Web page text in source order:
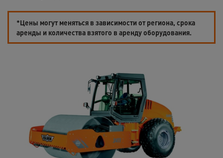
*Цены могут меняться в зависимости от региона, срока
аренды и количества взятого в аренду оборудования.